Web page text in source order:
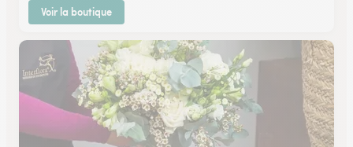
Voir la boutique